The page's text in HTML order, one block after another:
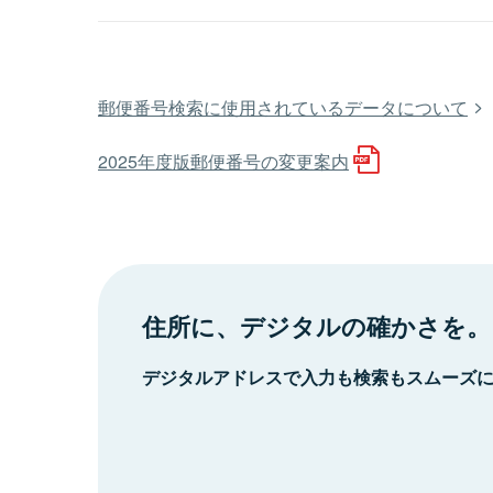
郵便番号検索に使用されているデータについて
2025年度版郵便番号の変更案内
住所に、デジタルの確かさを。
デジタルアドレスで入力も検索もスムーズ